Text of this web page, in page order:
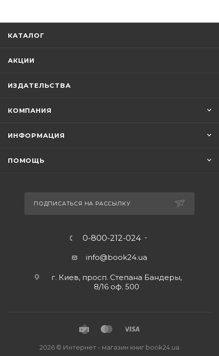
КАТАЛОГ
АКЦИИ
ИЗДАТЕЛЬСТВА
КОМПАНИЯ
ИНФОРМАЦИЯ
ПОМОЩЬ
ПОДПИСАТЬСЯ НА РАССЫЛКУ
0-800-212-024
info@book24.ua
г. Киев, просп. Степана Бандеры,
8/16 оф. 500
2026 © Интернет - магазин книг book24.ua